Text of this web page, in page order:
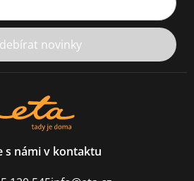
novinky
s námi v kontaktu